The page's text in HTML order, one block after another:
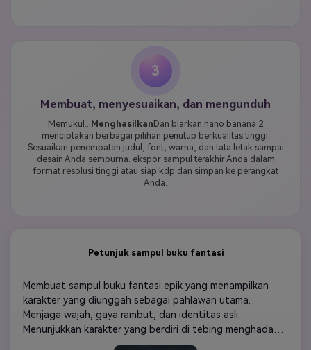
3
Membuat, menyesuaikan, dan mengunduh
Memukul... Menghasilkan Dan biarkan nano banana 2
menciptakan berbagai pilihan penutup berkualitas tinggi.
Sesuaikan penempatan judul, font, warna, dan tata letak sampai
desain Anda sempurna. ekspor sampul terakhir Anda dalam
format resolusi tinggi atau siap kdp dan simpan ke perangkat
Anda.
Petunjuk sampul buku fantasi
Membuat sampul buku fantasi epik yang menampilkan
karakter yang diunggah sebagai pahlawan utama.
Menjaga wajah, gaya rambut, dan identitas asli.
Menunjukkan karakter yang berdiri di tebing menghadap
kerajaan abad pertengahan yang luas dengan kastil-kastil